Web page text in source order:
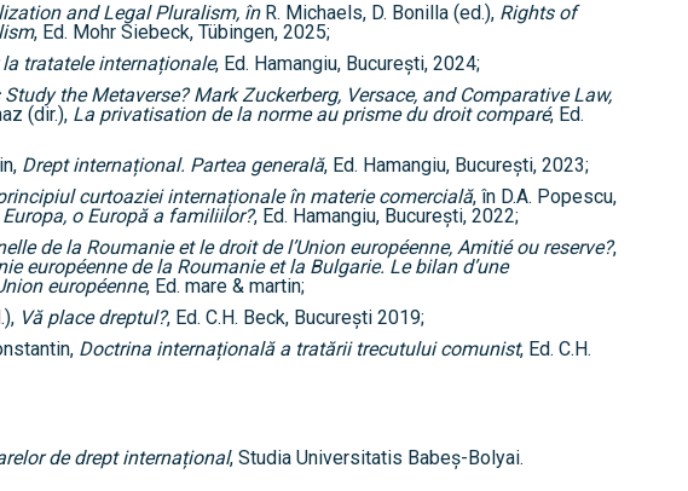
and Legal Pluralism, în R. Michaels, D. Bonilla (ed.), Rights of
, Ed. Mohr Siebeck, Tübingen, 2025;
tratatele internaționale, Ed. Hamangiu, București, 2024;
the Metaverse?Mark Zuckerberg, Versace, and Comparative Law,
(dir.), La privatisation de la norme au prisme du droit comparé, Ed.
Drept internațional. Partea generală, Ed. Hamangiu, București, 2023;
curtoaziei internaționale în materie comercială, în D.A. Popescu,
o Europă a familiilor?, Ed. Hamangiu, București, 2022;
de la Roumanie et le droit de l’Union européenne, Amitié ou reserve?,
européenne de la Roumanie et la Bulgarie. Le bilan d’une
européenne, Ed. mare & martin;
Vă place dreptul?, Ed. C.H. Beck, București 2019;
Doctrina internațională a tratării trecutului comunist, Ed. C.H.
de drept internațional, Studia Universitatis Babeș-Bolyai.